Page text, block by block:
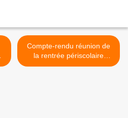
Compte-rendu réunion de
la rentrée périscolaire
maternelle >